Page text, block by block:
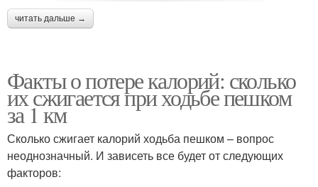
читать дальше →
Факты о потере калорий: сколько
их сжигается при ходьбе пешком
за 1 км
Сколько сжигает калорий ходьба пешком – вопрос
неоднозначный. И зависеть все будет от следующих
факторов: